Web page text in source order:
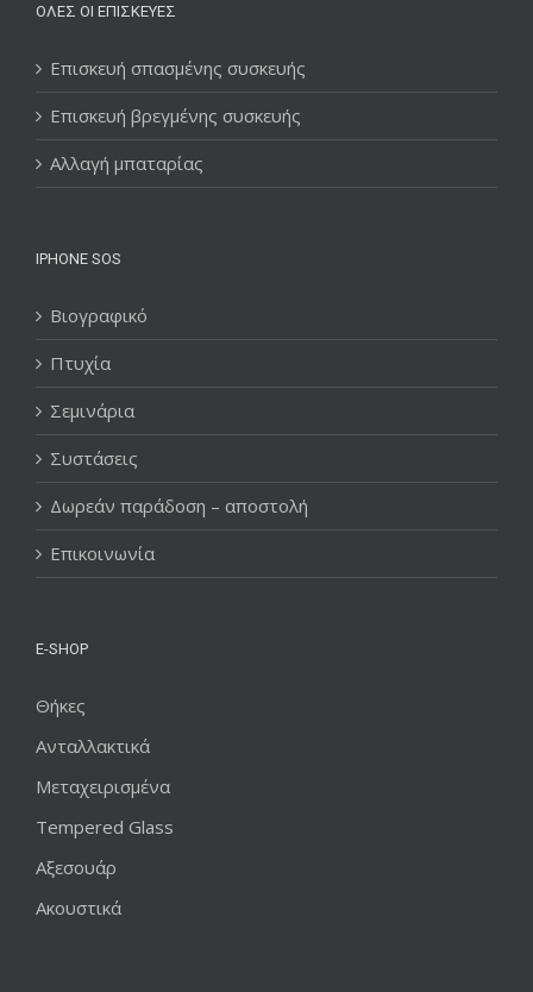
ΌΛΕΣ ΟΙ ΕΠΙΣΚΕΥΈΣ
Επισκευή σπασμένης συσκευής
Επισκευή βρεγμένης συσκευής
Αλλαγή μπαταρίας
IPHONE SOS
Βιογραφικό
Πτυχία
Σεμινάρια
Συστάσεις
Δωρεάν παράδοση – αποστολή
Επικοινωνία
E-SHOP
Θήκες
Ανταλλακτικά
Μεταχειρισμένα
Tempered Glass
Αξεσουάρ
Ακουστικά